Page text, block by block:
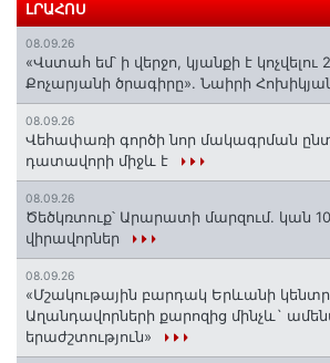
ԼՐԱՀՈՍ
08.09.26
«Վստահ եմ՝ ի վերջո, կյանքի է
Քոչարյանի ծրագիրը». Նաիրի
08.09.26
Վեհափառի գործի նոր մակագրման
դատավորի միջև է
08.09.26
Ծեծկռտուք՝ Արարատի մարզում. կան
վիրավորներ
08.09.26
«Մշակութային բարդակ Երևանի
Աղանդավորների քարոզից մինչև`
երաժշտություն»